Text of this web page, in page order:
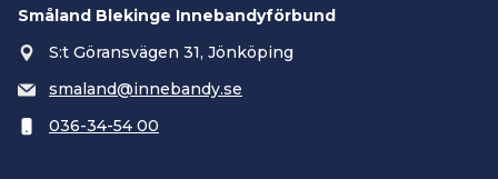
Småland Blekinge Innebandyförbund
S:t Göransvägen 31, Jönköping
smaland@innebandy.se
036-34-54 00